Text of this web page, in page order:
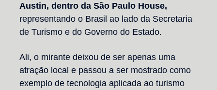
Austin, dentro da São Paulo House,
representando o Brasil ao lado da Secretaria
de Turismo e do Governo do Estado.
Ali, o mirante deixou de ser apenas uma
atração local e passou a ser mostrado como
exemplo de tecnologia aplicada ao turismo